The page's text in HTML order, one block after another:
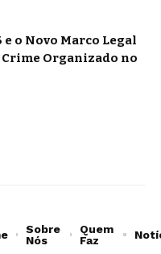
e o Novo Marco Legal
Crime Organizado no
Sobre
Nós
Quem
Faz